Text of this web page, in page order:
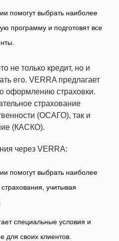
помогут выбрать наиболее
программу и подготовят все
не только кредит, но и
его. VERRA предлагает
оформлению страховки.
страхование
(ОСАГО), так и
(КАСКО).
через VERRA:
помогут выбрать наиболее
учитывая
специальные условия и
для своих клиентов.